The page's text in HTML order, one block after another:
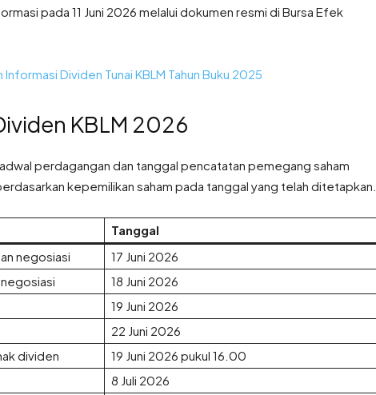
pada 11 Juni 2026 melalui dokumen resmi di Bursa Efek
Dividen Tunai KBLM Tahun Buku 2025
KBLM 2026
perdagangan dan tanggal pencatatan pemegang saham
kepemilikan saham pada tanggal yang telah ditetapkan.
Tanggal
negosiasi
17 Juni 2026
18 Juni 2026
19 Juni 2026
22 Juni 2026
dividen
19 Juni 2026 pukul 16.00
8 Juli 2026